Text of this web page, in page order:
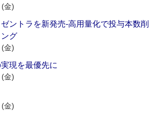
金)
ゼントラを新発売‐高用量化で投与本数削
グ
金)
現を最優先に
金)
金)